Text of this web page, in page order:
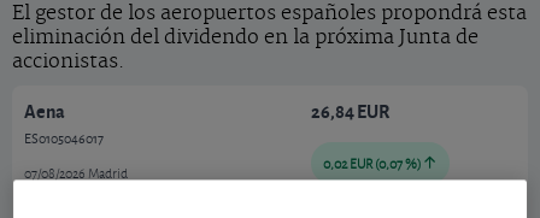
El gestor de los aeropuertos españoles propondrá esta
eliminación del dividendo en la próxima Junta de
accionistas.
Aena
ES0105046017
07/08/2026 Madrid
26,84 EUR
0,02 EUR (0,07 %)